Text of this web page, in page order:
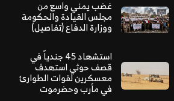
غضب يمني واسع من
مجلس القيادة والحكومة
ووزارة الدفاع (تفاصيل)
استشهاد 45 جندياً في
قصف حوثي استهدف
معسكرين لقوات الطوارئ
في مأرب وحضرموت